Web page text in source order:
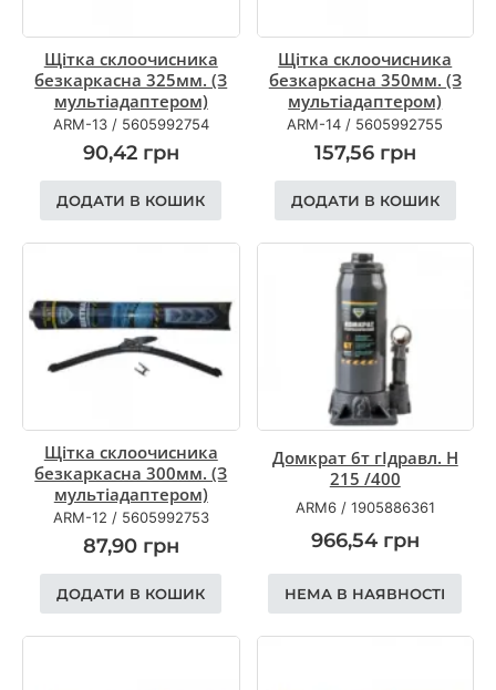
Щітка склоочисника
безкаркасна 325мм. (З
мультіадаптером)
ARM-13/ 5605992754
90,42 грн
ДОДАТИ В КОШИК
Щітка склоочисника
безкаркасна 350мм. (З
мультіадаптером)
ARM-14 / 5605992755
157,56 грн
ДОДАТИ В КОШИК
Щітка склоочисника
безкаркасна 300мм. (З
мультіадаптером)
ARM-12 / 5605992753
87,90 грн
ДОДАТИ В КОШИК
Домкрат 6т гIдравл. H
215 /400
ARM6/ 1905886361
966,54 грн
НЕМА В НАЯВНОСТІ